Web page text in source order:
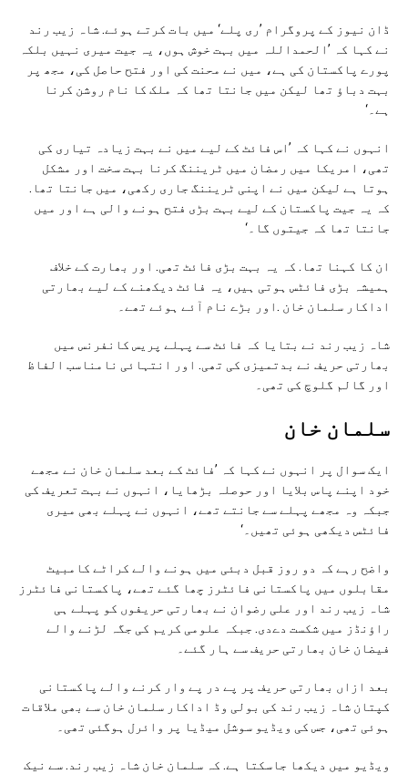
ڈان نیوز کے پروگرام ’ری پلے‘ میں بات کرتے ہوئے. شاہ زیب رند
نے کہا کہ ’الحمداللہ میں بہت خوش ہوں، یہ جیت میری نہیں بلکہ
پورے پاکستان کی ہے، میں نے محنت کی اور فتح حاصل کی، مجھ پر
بہت دباؤ تھا لیکن میں جانتا تھا کہ ملک کا نام روشن کرنا
ہے۔‘
انہوں نے کہا کہ ’اس فائٹ کے لیے میں نے بہت زیادہ تیاری کی
تھی، امریکا میں رمضان میں ٹریننگ کرنا بہت سخت اور مشکل
ہوتا ہے لیکن میں نے اپنی ٹریننگ جاری رکھی، میں جانتا تھا.
کہ یہ جیت پاکستان کے لیے بہت بڑی فتح ہونے والی ہے اور میں
جانتا تھا کہ جیتوں گا۔‘
ان کا کہنا تھا. کہ یہ بہت بڑی فائٹ تھی. اور بھارت کے خلاف
ہمیشہ بڑی فائٹس ہوتی ہیں، یہ فائٹ دیکھنے کے لیے بھارتی
اداکار سلمان خان .اور بڑے نام آئے ہوئے تھے۔
شاہ زیب رند نے بتایا کہ فائٹ سے پہلے پریس کانفرنس میں
بھارتی حریف نے بدتمیزی کی تھی. اور انتہائی نامناسب الفاظ
اور گالم گلوچ کی تھی۔
سلمان خان
ایک سوال پر انہوں نے کہا کہ ’فائٹ کے بعد سلمان خان نے مجھے
خود اپنے پاس بلایا اور حوصلہ بڑھایا، انہوں نے بہت تعریف کی
جبکہ وہ مجھے پہلے سے جانتے تھے، انہوں نے پہلے بھی میری
فائٹس دیکھی ہوئی تھیں۔‘
واضح رہے کہ دو روز قبل دبئی میں ہونے والے کراٹے کامبیٹ
مقابلوں میں پاکستانی فائٹرز چھا گئے تھے، پاکستانی فائٹرز
شاہ زیب رند اور علی رضوان نے بھارتی حریفوں کو پہلے ہی
راؤنڈز میں شکست دےدی. جبکہ علومی کریم کی جگہ لڑنے والے
فیضان خان بھارتی حریف سے ہار گئے۔
بعد ازاں بھارتی حریف پر پے در پے وار کرنے والے پاکستانی
کپتان شاہ زیب رند کی بولی وڈ اداکار سلمان خان سے بھی ملاقات
ہوئی تھی، جس کی ویڈیو سوشل میڈیا پر وائرل ہوگئی تھی۔
ویڈیو میں دیکھا جاسکتا ہے. کہ سلمان خان شاہ زیب رند. سے نیک